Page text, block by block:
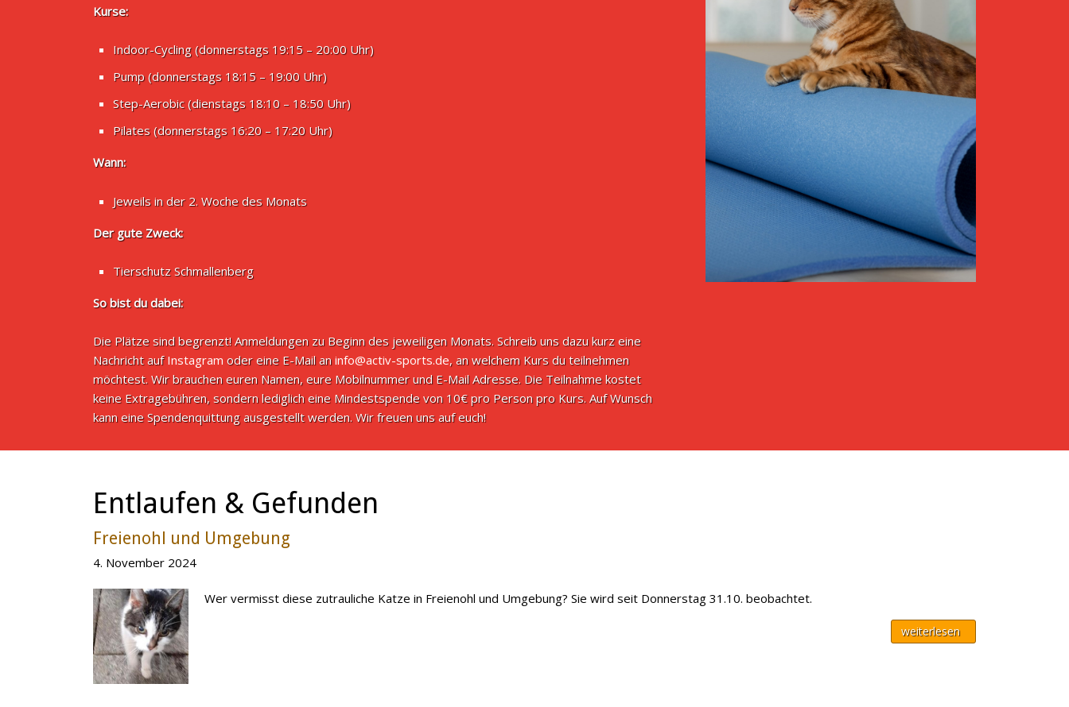
Kurse:
Indoor-Cycling (donnerstags 19:15 – 20:00 Uhr)
Pump (donnerstags 18:15 – 19:00 Uhr)
Step-Aerobic (dienstags 18:10 – 18:50 Uhr)
Pilates (donnerstags 16:20 – 17:20 Uhr)
Wann:
Jeweils in der 2. Woche des Monats
Der gute Zweck:
Tierschutz Schmallenberg
So bist du dabei:
Die Plätze sind begrenzt! Anmeldungen zu Beginn des jeweiligen Monats. Schreib uns dazu kurz eine
Nachricht aufInstagram oder eine E-Mail an info@activ-sports.de, an welchem Kurs du teilnehmen
möchtest. Wir brauchen euren Namen, eure Mobilnummer und E-Mail Adresse. Die Teilnahme kostet
keine Extragebühren, sondern lediglich eine Mindestspende von 10€ pro Person pro Kurs. Auf Wunsch
kann eine Spendenquittung ausgestellt werden. Wir freuen uns auf euch!
Entlaufen & Gefunden
Freienohl und Umgebung
4. November 2024
Wer vermisst diese zutrauliche Katze in Freienohl und Umgebung? Sie wird seit Donnerstag 31.10. beobachtet.
weiterlesen